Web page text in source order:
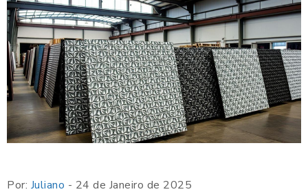
Por: Juliano - 24 de Janeiro de 2025